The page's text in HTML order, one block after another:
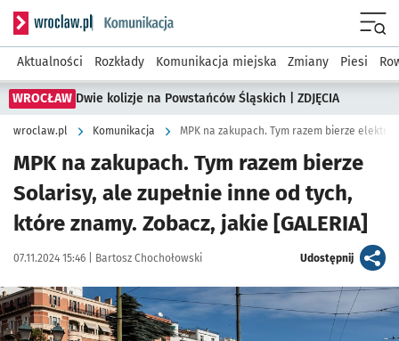
Serwis informacyjny wroclaw.pl podserwis: Komunikacja
Aktualności Rozkłady Komunikacja miejska Zmiany Piesi
WROCŁAW Dwie kolizje na Powstańców Śląskich | ZDJĘCIA
wroclaw.pl Komunikacja MPK na zakupach. Tym razem bierze
MPK na zakupach. Tym razem bierze
Solarisy, ale zupełnie inne od tych,
które znamy. Zobacz, jakie [GALERIA]
Data publikacji:
07.11.2024 15:46 | Autor:
Bartosz Chochołowski Udostępnijartykuł
Kliknij, aby zobaczyć galerię